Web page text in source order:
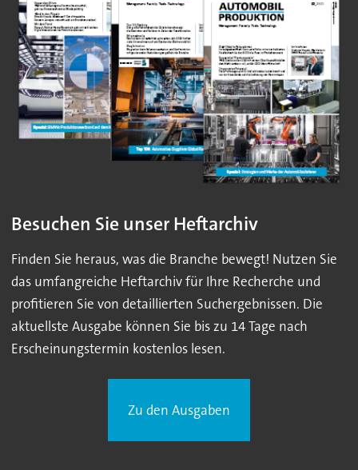
Besuchen Sie unser Heftarchiv
Finden Sie heraus, was die Branche bewegt! Nutzen Sie
das umfangreiche Heftarchiv für Ihre Recherche und
profitieren Sie von detaillierten Suchergebnissen. Die
aktuellste Ausgabe können Sie bis zu 14 Tage nach
Erscheinungstermin kostenlos lesen.
Zu den Ausgaben